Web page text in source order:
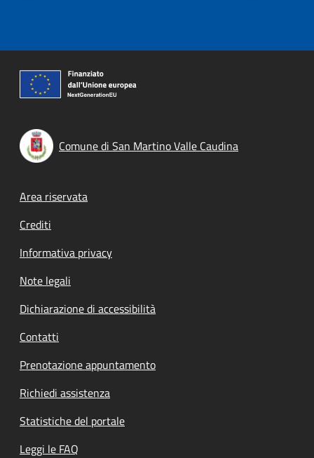
Comune di San Martino Valle Caudina
Footer menu
Area riservata
Crediti
Informativa privacy
Note legali
Dichiarazione di accessibilità
Contatti
Prenotazione appuntamento
Richiedi assistenza
Statistiche del portale
Leggi le FAQ